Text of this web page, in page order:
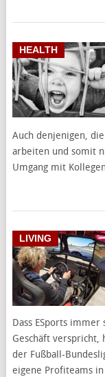
HEALTH
Auch denjenigen,
arbeiten und somit
Umgang mit
LIVING
Dass ESports
Geschäft verspricht,
der Fußball-
eigene Profiteams in